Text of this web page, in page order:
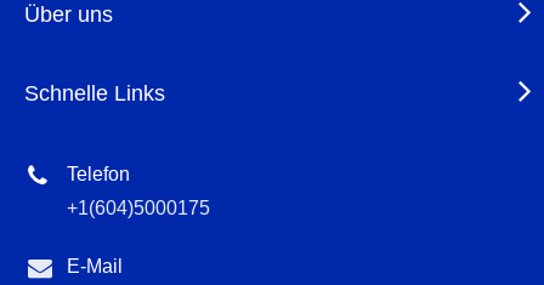
Über uns
Schnelle Links
Telefon
+1(604)5000175
E-Mail